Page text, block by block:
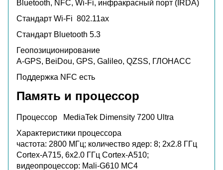
Bluetooth, NFC, Wi-Fi, инфракрасный порт (IRDA)
Стандарт Wi-Fi 802.11ax
Стандарт Bluetooth 5.3
Геопозиционирование
A-GPS, BeiDou, GPS, Galileo, QZSS, ГЛОНАСС
Поддержка NFC есть
Память и процессор
Процессор
MediaTek Dimensity 7200 Ultra
Характеристики процессора
частота: 2800 МГц; количество ядер: 8; 2x2.8 ГГц
Cortex-A715, 6x2.0 ГГц Cortex-A510;
видеопроцессор: Mali-G610 MC4